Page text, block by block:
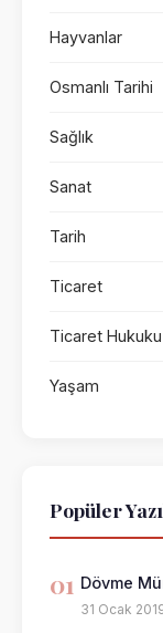
Hayvanlar
Osmanlı Tarihi
Sağlık
Sanat
Tarih
Ticaret
Ticaret Hukuku
Yaşam
Popüler
01 Dövme
31 Ocak